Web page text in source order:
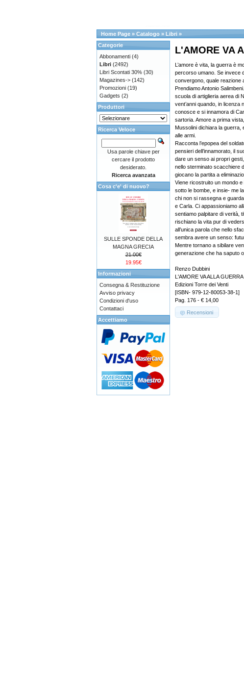
Home Page » Catalogo » Libri »
L'AMORE VA
L’amore è vita, la guerra è
percorso umano. Se invece
convergono, quale reazione
Prendiamo Antonio
scuola di artiglieria aerea di
vent’anni quando, in licenza
conosce e si innamora di
sartoria. Amore a prima
Mussolini dichiara la guerra,
alle armi.
Racconta l’epopea del
pensieri dell’innamorato, il
dare un senso ai propri
nello sterminato scacchiere
giocano la partita a
Viene ricostruito un mondo
sotto le bombe, e insie- me
chi non si rassegna e
e Carla. Ci appassioniamo
sentiamo palpitare di verità,
rischiano la vita pur di
all’unica parola che nello
sembra avere un senso:
Mentre tornano a sibilare
generazione che ha saputo
Renzo Dubbini
L'AMORE VA ALLA GUERRA
Edizioni Torre dei Venti
[ISBN- 979-12-80053-38-1]
Pag. 176 - € 14,00
Recensioni
Categorie
Abbonamenti (4)
Libri (2492)
Libri Scontati 30% (30)
Magazines-> (142)
Promozioni (19)
Gadgets (2)
Produttori
Ricerca Veloce
Usa parole chiave per
cercare il prodotto
desiderato.
Ricerca avanzata
Cosa c'e' di nuovo?
SULLE SPONDE DELLA
MAGNA GRECIA
21.00€
19.95€
Informazioni
Consegna & Restituzione
Avviso privacy
Condizioni d'uso
Contattaci
Accettiamo